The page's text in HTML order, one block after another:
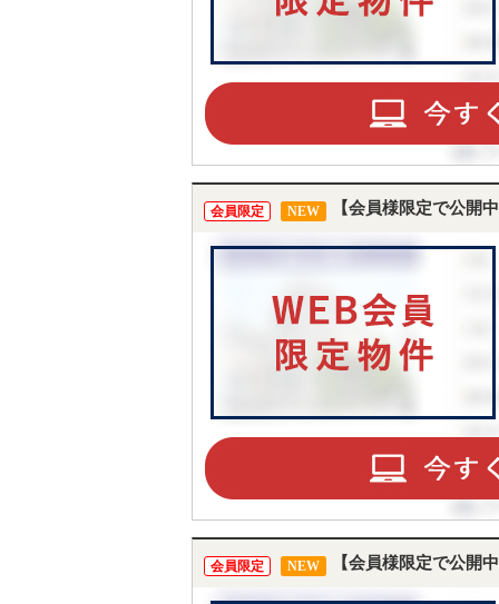
会員限定 NEW 【会員様限定で公開
会員限定 NEW 【会員様限定で公開